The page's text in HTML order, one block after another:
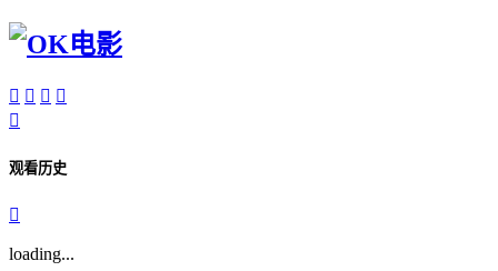
   

观看历史

loading...